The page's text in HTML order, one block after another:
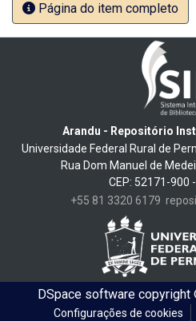
Página do item completo
Arandu - Repositório
Universidade Federal Rural de
Rua Dom Manuel de
CEP: 52171-900
+55 81 3320 6179
DSpace softwarecopyright
Configurações de cookies